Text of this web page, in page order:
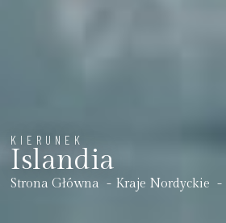
KIERUNEK
Islandia
Strona Główna Kraje Nordyckie